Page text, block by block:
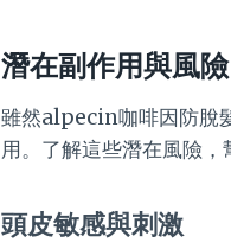
潛在副作用與風險
雖然alpecin咖啡因防脫
用。了解這些潛在風險，
頭皮敏感與刺激